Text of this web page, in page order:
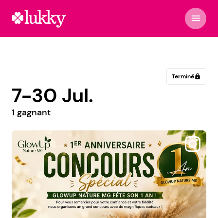
menu
Terminélock
7-30 Jul.
1 gagnant
@elmolinodeypane